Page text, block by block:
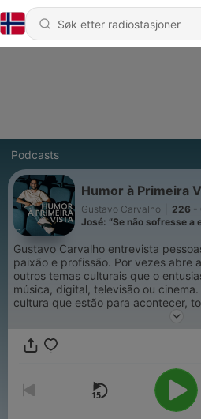
Podcasts
Humor à Primeira
Gustavo Carvalho
226 -
José: “Se não sofresse a
Gustavo Carvalho entrevista
paixão e profissão. Por vezes abre
outros temas culturais que o
música, digital, televisão ou
cultura que estão para acontecer,